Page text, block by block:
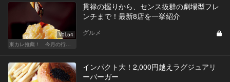
Vol.54
東カレ推薦！ 今月の行くべき店
貫禄の握りから、センス抜群の劇場型フレ
ンチまで！最新8店を一挙紹介
グルメ
インパクト大！2,000円越えラグジュアリ
ーバーガー